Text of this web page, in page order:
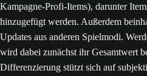
Kampagne-Profi-Items), darunter
hinzugefügt werden. Außerdem
Updates aus anderen Spielmodi.
wird dabei zunächst ihr Gesamtwert
Differenzierung stützt sich auf